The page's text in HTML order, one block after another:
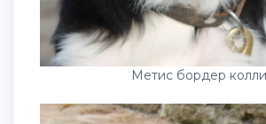
Метис бордер колли